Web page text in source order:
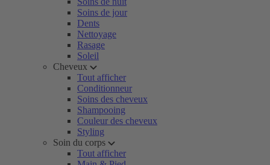
Soins de jour
Dents
Nettoyage
Rasage
Soleil
Cheveux
Tout afficher
Conditionneur
Soins des cheveux
Shampooing
Couleur des cheveux
Styling
Soin du corps
Tout afficher